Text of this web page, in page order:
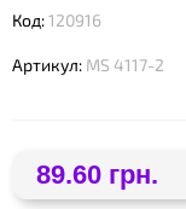
Код:120916
Артикул: MS 4117-2
89.60 грн.